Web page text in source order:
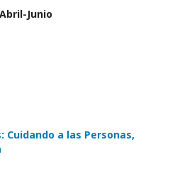
Junio
Cuidando a las Personas,